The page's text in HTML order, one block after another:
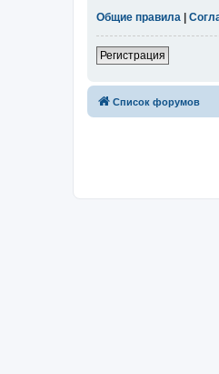
Общие правила
Регистрация
Список форумов